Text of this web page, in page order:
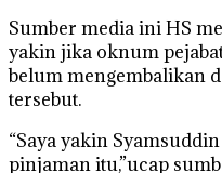
Sumber media ini HS
yakin jika oknum
belum mengembalikan
tersebut.
“Saya yakin
pinjaman itu,”ucap